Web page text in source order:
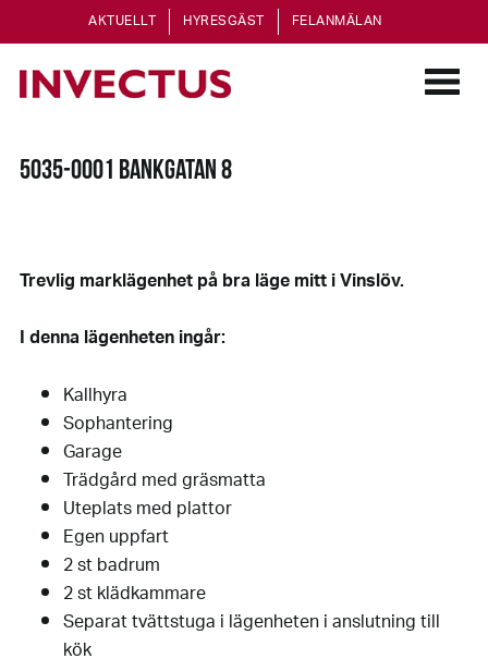
AKTUELLT HYRESGÄST FELANMÄLAN
5035-0001 BANKGATAN 8
Trevlig marklägenhet på bra läge mitt i Vinslöv.
I denna lägenheten ingår:
Kallhyra
Sophantering
Garage
Trädgård med gräsmatta
Uteplats med plattor
Egen uppfart
2 st badrum
2 st klädkammare
Separat tvättstuga i lägenheten i anslutning till
kök